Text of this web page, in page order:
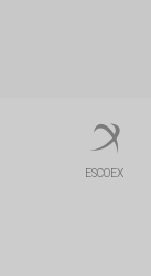
ESCOEX